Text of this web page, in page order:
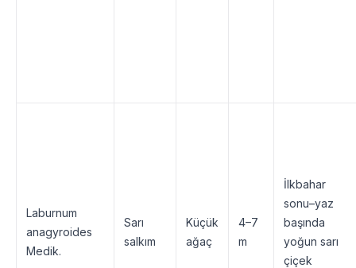
Laburnum
anagyroides
Medik.
Sarı
salkım
Küçük
ağaç
4–7
m
İlkbahar
sonu–yaz
başında
yoğun sarı
çiçek